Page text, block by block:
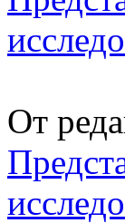
От